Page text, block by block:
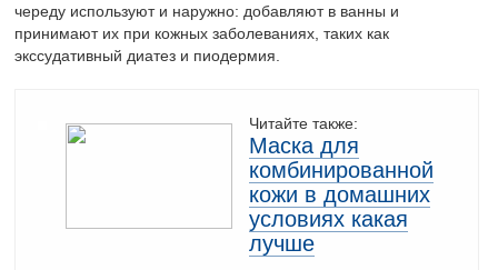
череду используют и наружно: добавляют в ванны и
принимают их при кожных заболеваниях, таких как
экссудативный диатез и пиодермия.
Читайте также:
Маска для
комбинированной
кожи в домашних
условиях какая
лучше